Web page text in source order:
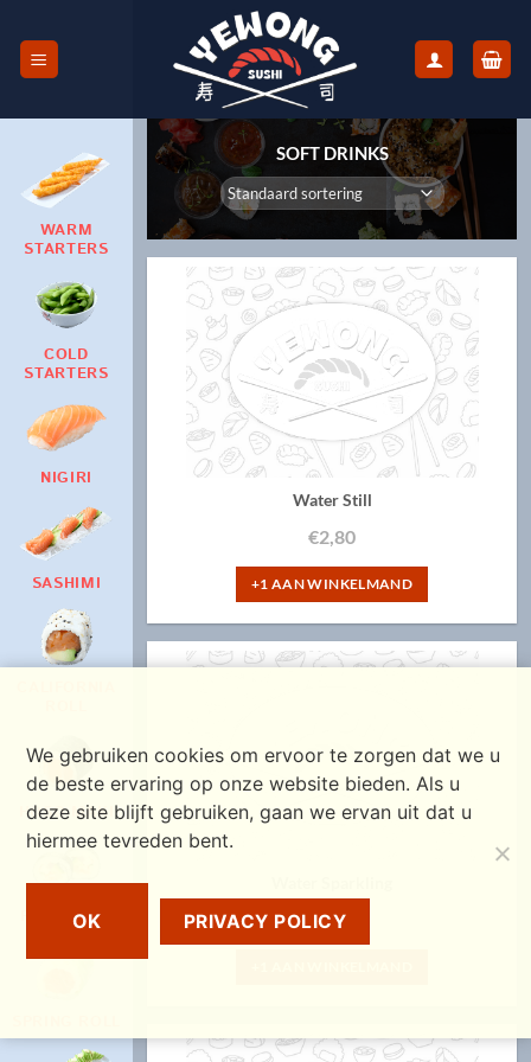
content
WARM
STARTERS
COLD
STARTERS
NIGIRI
SASHIMI
HOSO MAKI
FUTO MAKI
SOFT DRINKS
Water Still
€2,80
+1 AAN WINKELMAND
€2,80
We gebruiken cookies om ervoor te zorgen dat we u
de beste ervaring op onze website bieden. Als u
deze site blijft gebruiken, gaan we ervan uit dat u
hiermee tevreden bent.
OK PRIVACY POLICY